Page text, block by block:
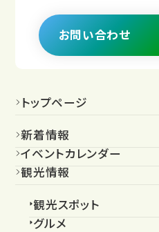
お問い合わせ
トップページ
新着情報
イベントカレンダー
観光情報
観光スポット
グルメ